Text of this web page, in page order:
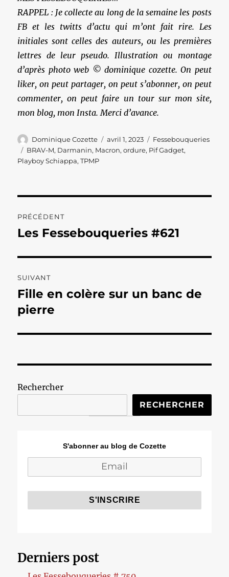
RAPPEL : Je collecte au long de la semaine les posts
FB et les twitts d’actu qui m’ont fait rire. Les
initiales sont celles des auteurs, ou les premières
lettres de leur pseudo. Illustration ou montage
d’après photo web © dominique cozette. On peut
liker, on peut partager, on peut s’abonner, on peut
commenter, on peut faire un tour sur mon site,
mon blog, mon Insta. Merci d’avance.
Auteur
Dominique Cozette
Publié
le
avril 1, 2023 Catégories
Fessebouqueries
Étiquettes
BRAV-M, Darmanin, Macron,ordure, Pif Gadget,
Playboy Schiappa,TPMP
de
PRÉCÉDENT
Publication
Les Fessebouqueries #621
SUIVANT
Publication
suivante :
Fille en colère sur un banc de
pierre
Rechercher
RECHERCHER
S'abonner au blog de Cozette
Derniers post